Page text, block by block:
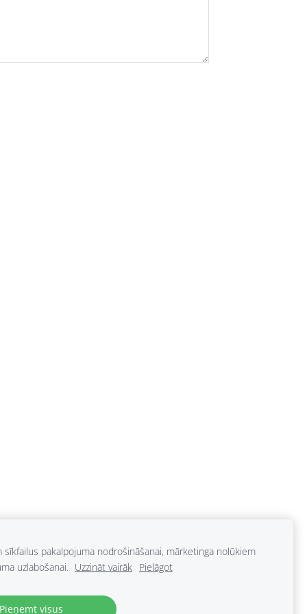
sīkfailus pakalpojuma nodrošināšanai, mārketinga nolūkiem
uzlabošanai. Uzzināt vairāk Pielāgot
visus